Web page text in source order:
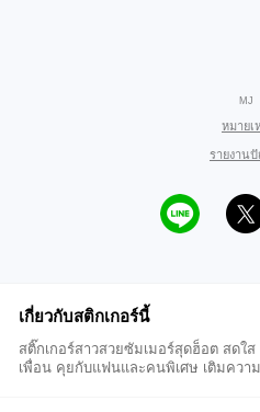
MJ
หมายเ
รายงาน
เกี่ยวกับสติกเกอร์นี้
สติ๊กเกอร์สาวสวยซัมเมอร์สุดฮ็อต สด
เพื่อน คุยกับแฟนและคนพิเศษ เติมควา